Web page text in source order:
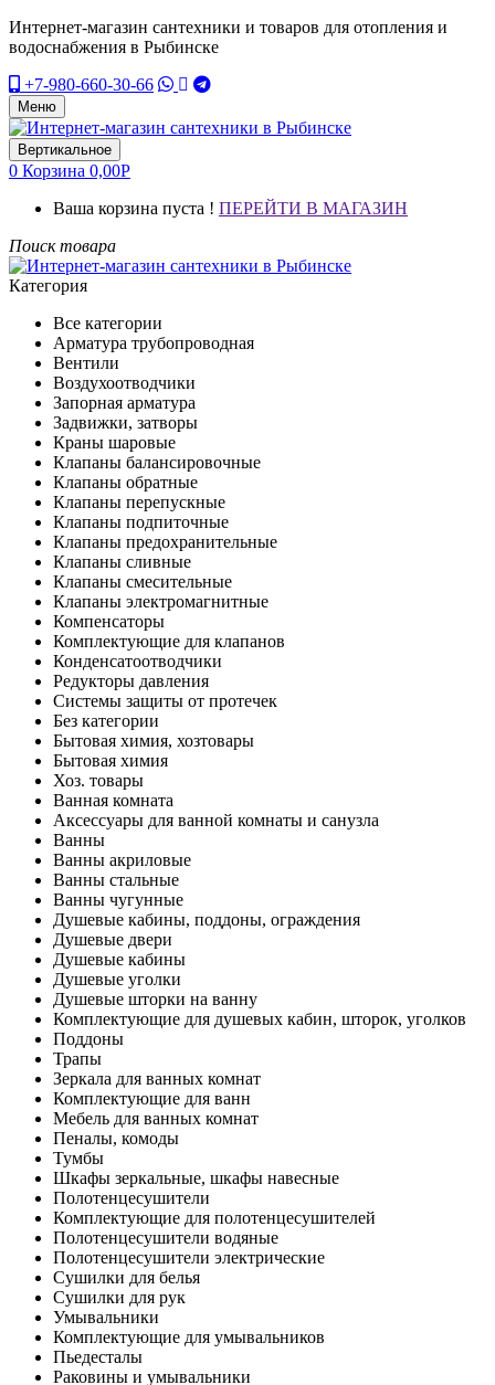
Интернет-магазин сантехники и товаров для отопления и
водоснабжения в Рыбинске
+7-980-660-30-66
Меню
Вертикальное
0 Корзина 0,00Р
Ваша корзина пуста ! ПЕРЕЙТИ В МАГАЗИН
Поиск товара
Категория
Все категории
Арматура трубопроводная
Вентили
Воздухоотводчики
Запорная арматура
Задвижки, затворы
Краны шаровые
Клапаны балансировочные
Клапаны обратные
Клапаны перепускные
Клапаны подпиточные
Клапаны предохранительные
Клапаны сливные
Клапаны смесительные
Клапаны электромагнитные
Компенсаторы
Комплектующие для клапанов
Конденсатоотводчики
Редукторы давления
Системы защиты от протечек
Без категории
Бытовая химия, хозтовары
Бытовая химия
Хоз. товары
Ванная комната
Аксессуары для ванной комнаты и санузла
Ванны
Ванны акриловые
Ванны стальные
Ванны чугунные
Душевые кабины, поддоны, ограждения
Душевые двери
Душевые кабины
Душевые уголки
Душевые шторки на ванну
Комплектующие для душевых кабин, шторок, уголков
Поддоны
Трапы
Зеркала для ванных комнат
Комплектующие для ванн
Мебель для ванных комнат
Пеналы, комоды
Тумбы
Шкафы зеркальные, шкафы навесные
Полотенцесушители
Комплектующие для полотенцесушителей
Полотенцесушители водяные
Полотенцесушители электрические
Сушилки для белья
Сушилки для рук
Умывальники
Комплектующие для умывальников
Пьедесталы
Раковины и умывальники